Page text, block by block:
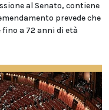
al Senato, contiene
prevede che
a 72 anni di età